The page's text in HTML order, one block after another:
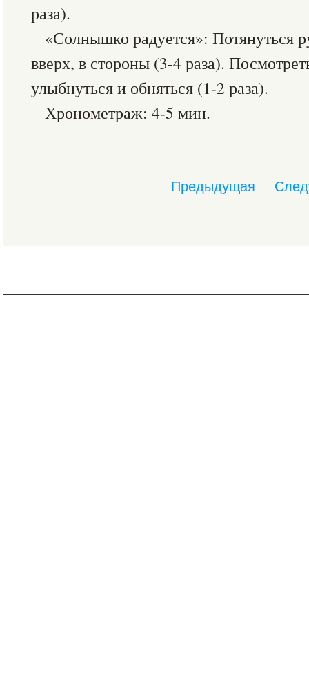
раза).
«Солнышко радуется»: Потянуться
вверх, в стороны (3-4 раза).
улыбнуться и обняться (1-2 раза).
Хронометраж: 4-5 мин.
Предыдущая